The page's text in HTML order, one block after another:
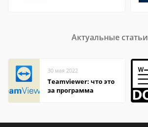
Актуальные статьи
30 мая 2022
Teamviewer: что это
за программа